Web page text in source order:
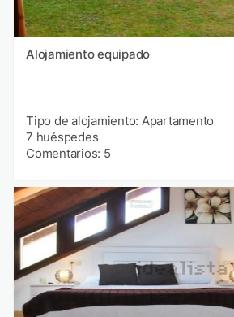
Alojamiento equipado
Tipo de alojamiento: Apartamento
7 huéspedes
Comentarios: 5